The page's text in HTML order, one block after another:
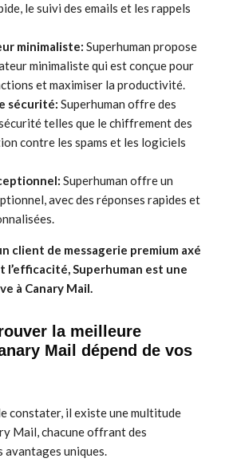
le suivi des emails et les rappels
minimaliste: Superhuman propose
minimaliste qui est conçue pour
et maximiser la productivité.
sécurité: Superhuman offre des
telles que le chiffrement des
contre les spams et les logiciels
Superhuman offre un
avec des réponses rapides et
client de messagerie premium axé
Superhuman est une
à Canary Mail.
la meilleure
Mail dépend de vos
constater, il existe une multitude
Mail, chacune offrant des
uniques.